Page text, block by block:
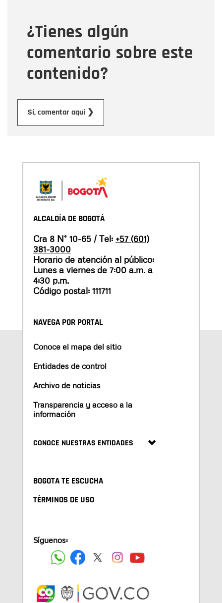
¿Tienes algún
comentario sobre este
contenido?
Sí, comentar aquí ❯
Mensaje
ALCALDÍA DE BOGOTÁ
Cra 8 N° 10-65 / Tel: +57 (601)
381-3000
Horario de atención al público:
Lunes a viernes de 7:00 a.m. a
4:30 p.m.
Código postal: 111711
NAVEGA POR PORTAL
Conoce el mapa del sitio
Entidades de control
Archivo de noticias
Transparencia y acceso a la
información
CONOCE NUESTRAS ENTIDADES
BOGOTA TE ESCUCHA
TÉRMINOS DE USO
Síguenos: